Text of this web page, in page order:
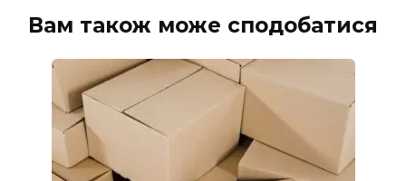
Вам також може сподобатися